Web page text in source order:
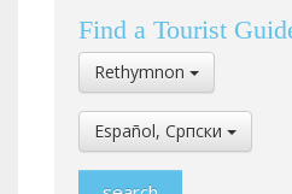
Find a Tourist
Select
Location
Rethymnon
Select
Language
Español, Cрпски